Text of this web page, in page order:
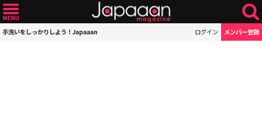
手洗いをしっかりしよう！Japaaan ログイン メンバー登録